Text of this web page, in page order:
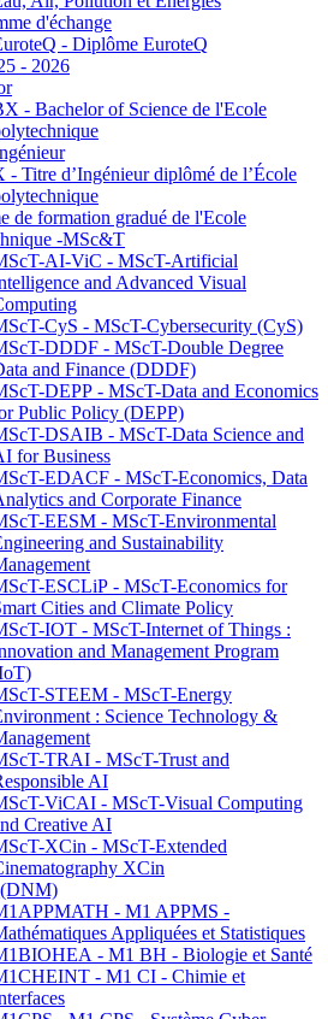
d'échange
- Diplôme EuroteQ
- 2026
- Bachelor of Science de l'Ecole
- Titre d’Ingénieur diplômé de l’École
de formation gradué de l'Ecole
-MSc&T
AI-ViC - MScT-Artificial
and Advanced Visual
CyS - MScT-Cybersecurity (CyS)
DDDF - MScT-Double Degree
and Finance (DDDF)
DEPP - MScT-Data and Economics
Public Policy (DEPP)
DSAIB - MScT-Data Science and
for Business
EDACF - MScT-Economics, Data
and Corporate Finance
EESM - MScT-Environmental
and Sustainability
ESCLiP - MScT-Economics for
Cities and Climate Policy
IOT - MScT-Internet of Things :
and Management Program
STEEM - MScT-Energy
: Science Technology &
TRAI - MScT-Trust and
AI
ViCAI - MScT-Visual Computing
Creative AI
XCin - MScT-Extended
XCin
- M1 APPMS -
Appliquées et Statistiques
- M1 BH - Biologie et Santé
- M1 CI - Chimie et